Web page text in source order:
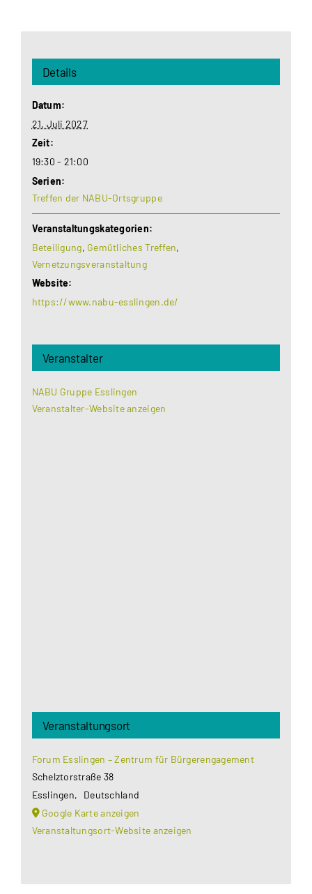
Details
Datum:
21. Juli 2027
Zeit:
19:30 - 21:00
Serien:
Treffen der NABU-Ortsgruppe
Veranstaltungskategorien:
Beteiligung, Gemütliches Treffen,
Vernetzungsveranstaltung
Website:
https://www.nabu-esslingen.de/
Veranstalter
NABU Gruppe Esslingen
Veranstalter-Website anzeigen
Veranstaltungsort
Forum Esslingen – Zentrum für Bürgerengagement
Schelztorstraße 38
Esslingen,
Deutschland
Google Karte anzeigen
Veranstaltungsort-Website anzeigen